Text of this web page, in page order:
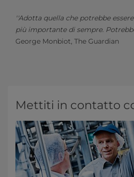
''Adotta quella che potrebbe
più importante di sempre.
George Monbiot, The Guardian
Mettiti in contatto